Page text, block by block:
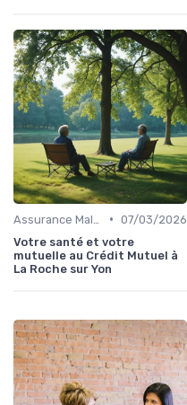
• 07/03/2026
Votre santé et votre
mutuelle au Crédit Mutuel à
La Roche sur Yon